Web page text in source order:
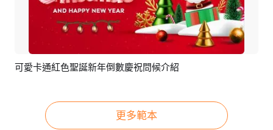
預覽 編輯
可愛卡通紅色聖誕新年倒數慶祝問候介紹
更多範本